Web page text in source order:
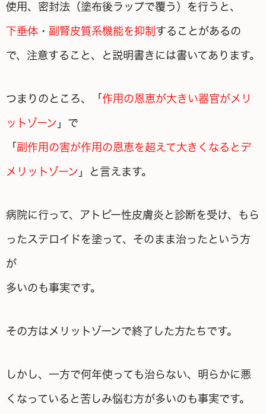
使用、密封法（塗布後ラップで覆う）を行うと、
下垂体 ・ 副腎皮質系機能を抑制 することがあるの
で、注意すること、と説明書きには書いてあります。
つまりのところ、「 作用の恩恵が大きい器官がメリ
ットゾーン 」で
「 副作用の害が作用の恩恵を超えて大きくなるとデ
メリットゾーン 」と言えます。
病院に行って、アトピー性皮膚炎と診断を受け、もら
ったステロイドを塗って、そのまま治ったという方
が
多いのも事実です。
その方はメリットゾーンで終了した方たちです。
しかし、一方で何年使っても治らない、明らかに悪
くなっていると苦しみ悩む方が多いのも事実です。